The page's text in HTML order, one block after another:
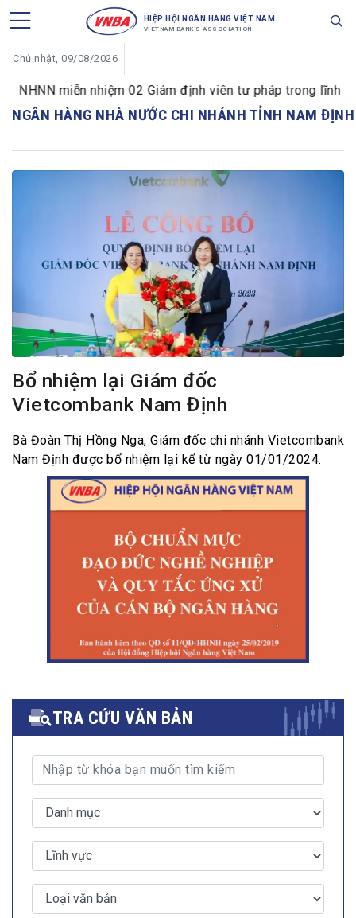
HIỆP HỘI NGÂN HÀNG VIỆT NAM
VIETNAM BANK'S ASSOCIATION
Chủ nhật, 09/08/2026
NHNN miễn nhiệm 02 Giám định viên tư pháp trong lĩnh
NGÂN HÀNG NHÀ NƯỚC CHI NHÁNH TỈNH NAM ĐỊNH
Bổ nhiệm lại Giám đốc
Vietcombank Nam Định
Bà Đoàn Thị Hồng Nga, Giám đốc chi nhánh Vietcombank
Nam Định được bổ nhiệm lại kể từ ngày 01/01/2024.
TRA CỨU VĂN BẢN